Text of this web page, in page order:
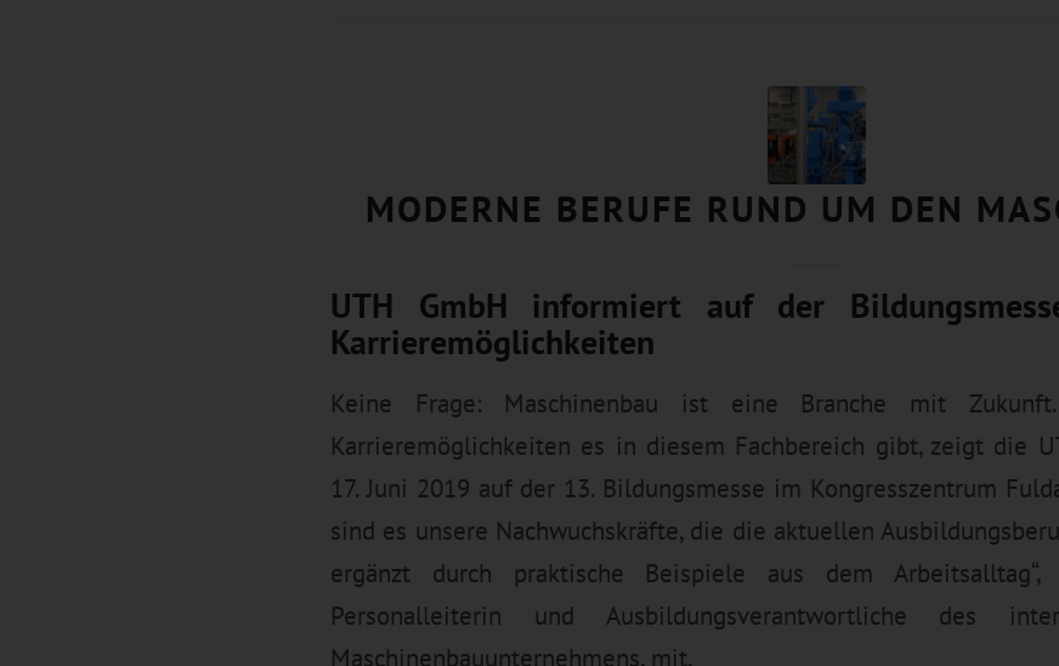
MODERNE BERUFE RUND UM DEN
UTH GmbH informiert auf der
Karrieremöglichkeiten
Keine Frage: Maschinenbau ist eine Branche mit
Karrieremöglichkeiten es in diesem Fachbereich gibt, zeigt die
17. Juni 2019 auf der 13. Bildungsmesse im Kongresszentrum
sind es unsere Nachwuchskräfte, die die aktuellen
ergänzt durch praktische Beispiele aus dem
Personalleiterin und Ausbildungsverantwortliche des
Maschinenbauunternehmens, mit.